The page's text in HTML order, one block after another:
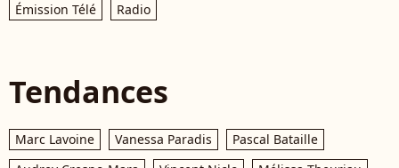
Émission Télé
Radio
Tendances
Marc Lavoine Vanessa Paradis
Pascal Bataille